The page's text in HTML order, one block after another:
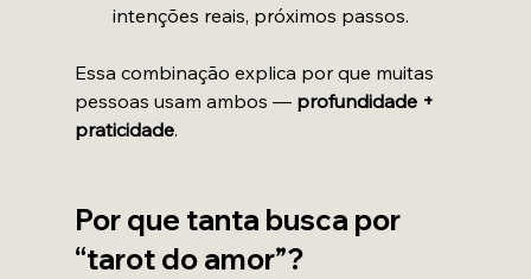
intenções reais, próximos passos.
Essa combinação explica por que muitas
pessoas usam ambos — profundidade +
praticidade.
Por que tanta busca por
“tarot do amor”?